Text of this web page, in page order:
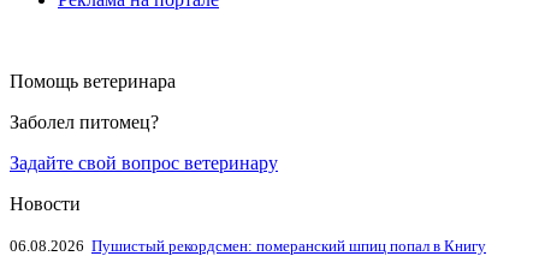
Помощь ветеринара
Заболел питомец?
Задайте свой вопрос ветеринару
Новости
06.08.2026 Пушистый рекордсмен: померанский шпиц попал в Книгу